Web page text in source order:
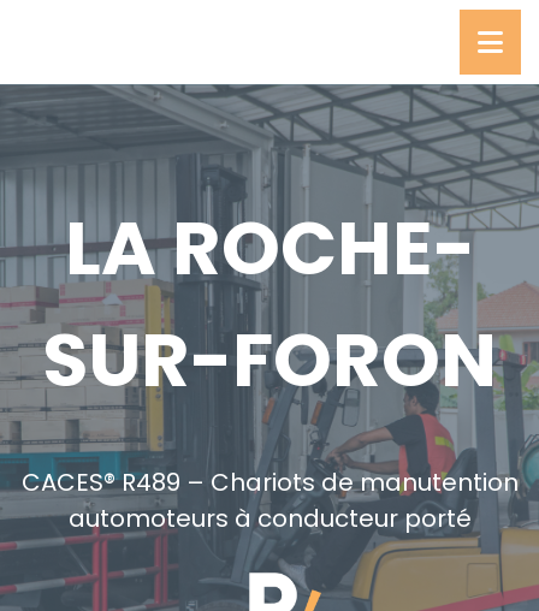
LA ROCHE-
SUR-FORON
CACES® R489 – Chariots de manutention
automoteurs à conducteur porté